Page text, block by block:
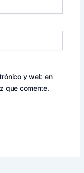
y web en
que comente.